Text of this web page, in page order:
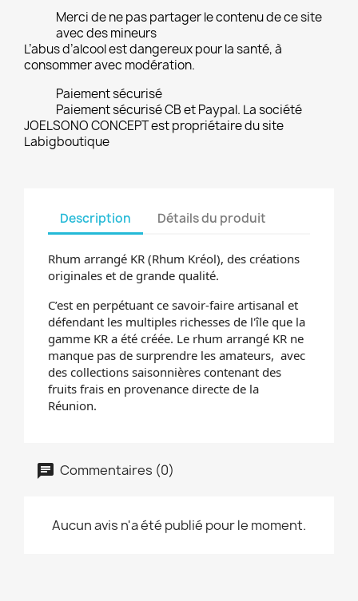
Merci de ne pas partager le contenu de ce site
avec des mineurs
L’abus d’alcool est dangereux pour la santé, à
consommer avec modération.
Paiement sécurisé
Paiement sécurisé CB et Paypal. La société
JOELSONO CONCEPT est propriétaire du site
Labigboutique
Description Détails du produit
Rhum arrangé KR (Rhum Kréol), des créations
originales et de grande qualité.
C’est en perpétuant ce savoir-faire artisanal et
défendant les multiples richesses de l'île que la
gamme KR a été créée. Le rhum arrangé KR ne
manque pas de surprendre les amateurs, avec
des collections saisonnières contenant des
fruits frais en provenance directe de la
Réunion.
Commentaires (0)
Aucun avis n'a été publié pour le moment.